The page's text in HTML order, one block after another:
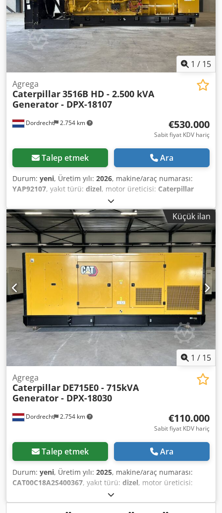
1 / 15
Dordrecht 2.754 km
Agrega
Caterpillar3516B HD - 2.500 kVA
Generator - DPX-18107
€530.000
Sabit fiyat KDV hariç
Talep etmek Ara
Durum: yeni, Üretim yılı: 2026, makine/araç numarası:
YAP92107, yakıt türü: dizel, motor üreticisi: Caterpillar
, Kullanım amacı: İnşaat sektörü Boş ağırlık:
18.290 kg Jeneratör gücü: 2.500 kVA Dsdpfx Aley R I D
Sstsck Yük bölmesi ölçüleri: 638 x 229 x 237 cm CE işareti:
evet Daha fazla bilgi için DPX ekibiyle iletişime geçin. =
Diğer seçenekler ve aksesuarlar = - Kontrol paneli
Küçük ilan
1 / 15
Dordrecht 2.754 km
Agrega
Caterpillar DE715E0 - 715kVA
Generator - DPX-18030
€110.000
Sabit fiyat KDV hariç
Talep etmek Ara
Durum: yeni, Üretim yılı: 2025, makine/araç numarası:
CAT00C18A2S400367, yakıt türü: dizel, motor üreticisi:
, Kullanım amacı: İnşaat Boş ağırlık: 5.952 kg
Jeneratör gücü: 715 kVA Yük bölmesi boyutları: 532 x 192 x